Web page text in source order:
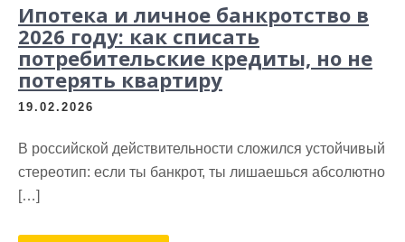
Ипотека и личное банкротство в
2026 году: как списать
потребительские кредиты, но не
потерять квартиру
19.02.2026
В российской действительности сложился устойчивый
стереотип: если ты банкрот, ты лишаешься абсолютно
[…]